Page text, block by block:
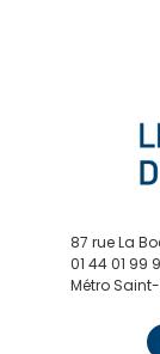
87 rue La
01 44 01 99
Métro